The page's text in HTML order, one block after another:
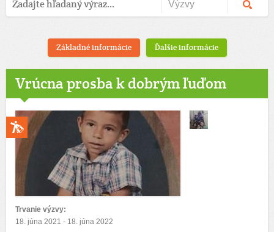
Základné informácie Ďalšie informácie
Vrúcna prosba k dobrým ľuďom
Trvanie výzvy:
18. júna 2021 - 18. júna 2022